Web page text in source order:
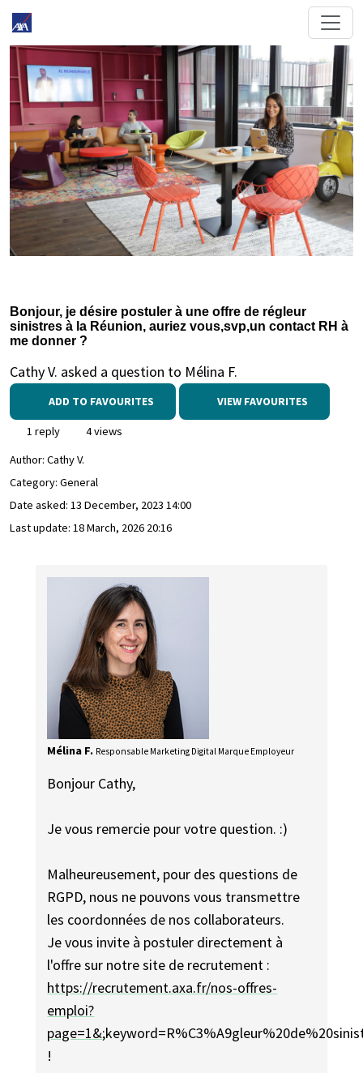
Bonjour, je désire postuler à une offre de régleur
sinistres à la Réunion, auriez vous,svp,un contact RH à
me donner ?
Cathy V. asked a question to Mélina F.
ADD TO FAVOURITES VIEW FAVOURITES
1 reply
4 views
Author: Cathy V.
Category: General
Date asked: 13 December, 2023 14:00
Last update: 18 March, 2026 20:16
Mélina F. Responsable Marketing Digital Marque Employeur
Bonjour Cathy,
Je vous remercie pour votre question. :)
Malheureusement, pour des questions de
RGPD, nous ne pouvons vous transmettre
les coordonnées de nos collaborateurs.
Je vous invite à postuler directement à
l'offre sur notre site de recrutement :
https://recrutement.axa.fr/nos-offres-
emploi?
page=1&
!